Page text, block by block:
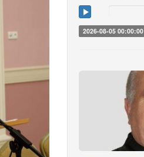
2026-08-05 00:00:00